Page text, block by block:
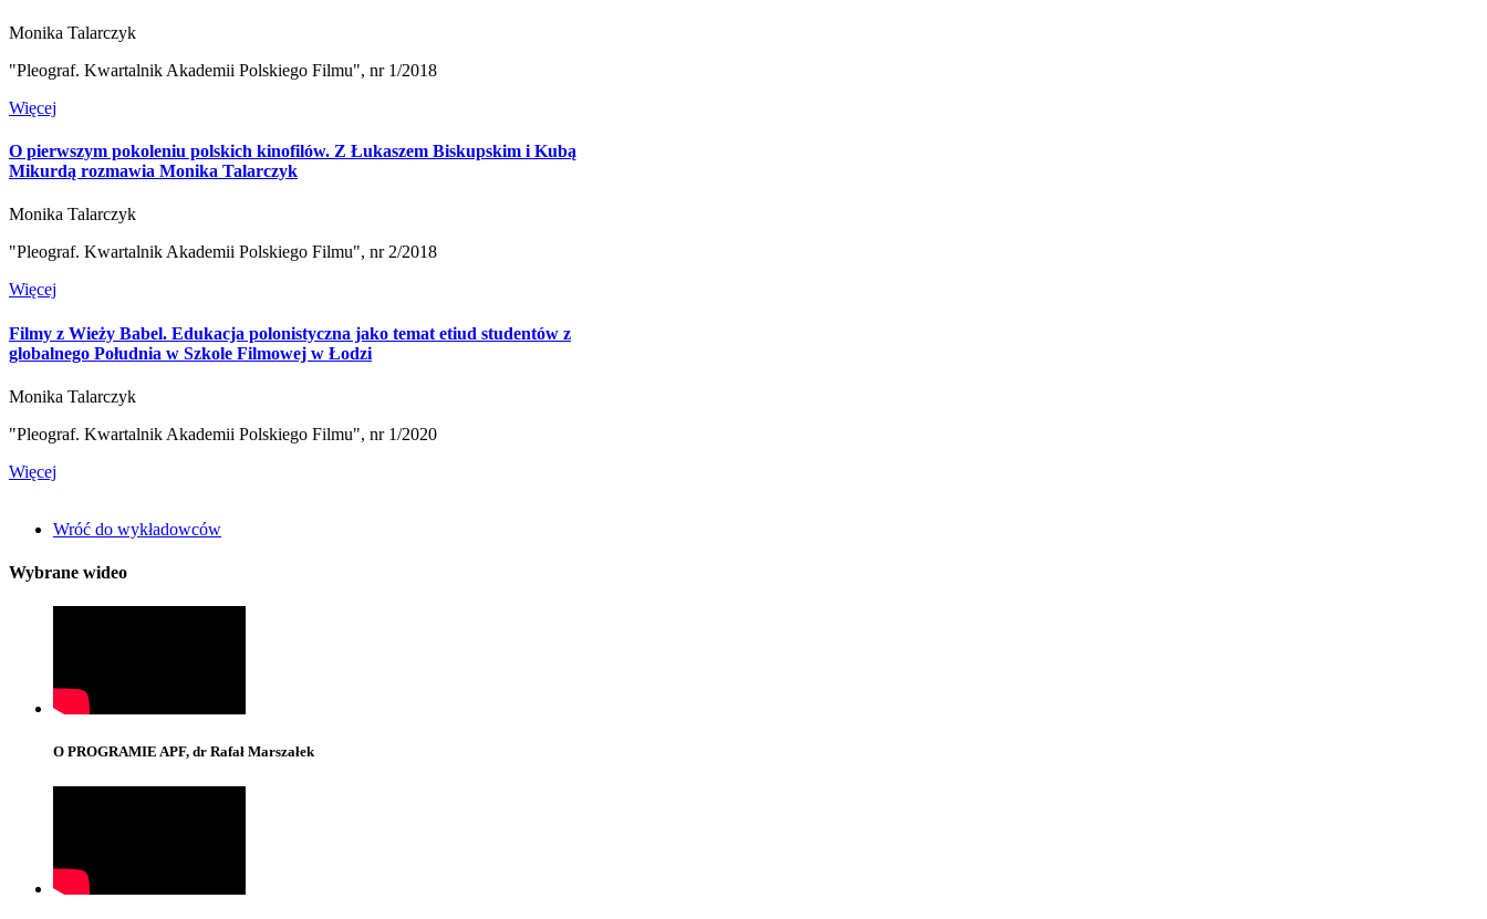
Monika Talarczyk
"Pleograf. Kwartalnik Akademii Polskiego Filmu", nr 1/2018
Więcej
O pierwszym pokoleniu polskich kinofilów. Z Łukaszem Biskupskim i Kubą
Mikurdą rozmawia Monika Talarczyk
Monika Talarczyk
"Pleograf. Kwartalnik Akademii Polskiego Filmu", nr 2/2018
Więcej
Filmy z Wieży Babel. Edukacja polonistyczna jako temat etiud studentów z
globalnego Południa w Szkole Filmowej w Łodzi
Monika Talarczyk
"Pleograf. Kwartalnik Akademii Polskiego Filmu", nr 1/2020
Więcej
Wróć do wykładowców
Wybrane wideo
O PROGRAMIE APF, dr Rafał Marszałek